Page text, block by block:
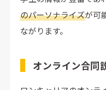
のパーソナライズが可
ながります。
オンライン合同